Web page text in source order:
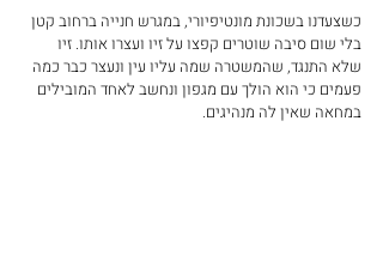
כשצעדנו בשכונת מונטיפיורי, במגרש חנייה ברחוב קטן
בלי שום סיבה שוטרים קפצו על זיו ועצרו אותו. זיו
שלא התנגד, שהמשטרה שמה עליו עין ונעצר כבר כמה
פעמים כי הוא הולך עם מגפון ונחשב לאחד המובילים
במחאה שאין לה מנהיגים.